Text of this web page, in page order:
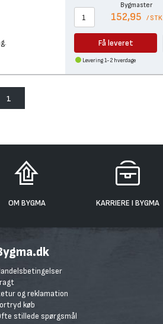
Bygmaster
152,95 / STK
Få leveret
Levering 1-2 hverdage
1
OM BYGMA KARRIERE I BYGMA
og reklamation
køb
stillede spørgsmål